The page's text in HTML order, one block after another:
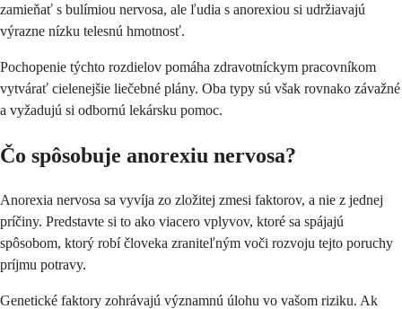
zamieňať s bulímiou nervosa, ale ľudia s anorexiou si udržiavajú
výrazne nízku telesnú hmotnosť.
Pochopenie týchto rozdielov pomáha zdravotníckym pracovníkom
vytvárať cielenejšie liečebné plány. Oba typy sú však rovnako závažné
a vyžadujú si odbornú lekársku pomoc.
Čo spôsobuje anorexiu nervosa?
Anorexia nervosa sa vyvíja zo zložitej zmesi faktorov, a nie z jednej
príčiny. Predstavte si to ako viacero vplyvov, ktoré sa spájajú
spôsobom, ktorý robí človeka zraniteľným voči rozvoju tejto poruchy
príjmu potravy.
Genetické faktory zohrávajú významnú úlohu vo vašom riziku. Ak